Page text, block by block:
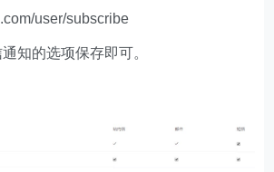
user/subscribe
知的选项保存即可。